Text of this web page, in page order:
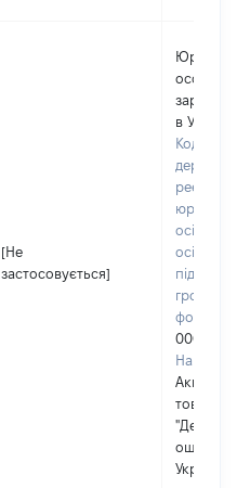
[Не
застосовується]
особа,
в Україні
Код в
реєстрі
осіб,
осіб –
України"